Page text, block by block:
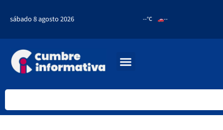
sábado 8 agosto 2026 --°C --